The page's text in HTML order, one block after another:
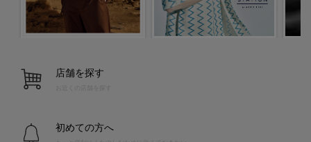
店舗を探す
お近くの店舗を探す
初めての方へ